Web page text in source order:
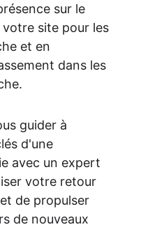
sur le
site pour les
et en
dans les
guider à
d'une
avec un expert
votre retour
de propulser
de nouveaux